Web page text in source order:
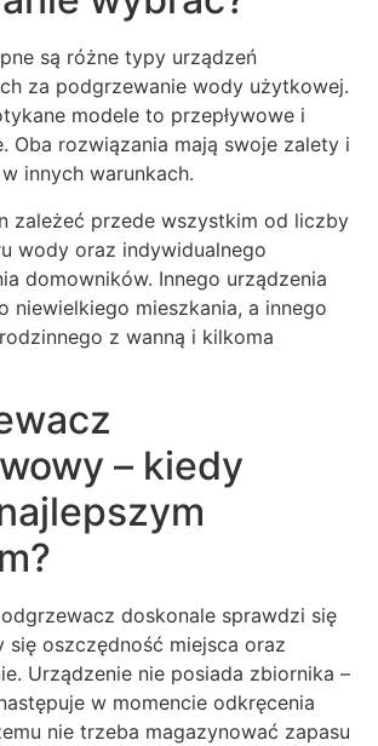
są różne typy urządzeń
za podgrzewanie wody użytkowej.
modele to przepływowe i
Oba rozwiązania mają swoje zalety i
innych warunkach.
zależeć przede wszystkim od liczby
wody oraz indywidualnego
domowników. Innego urządzenia
niewielkiego mieszkania, a innego
z wanną i kilkoma
– kiedy
doskonale sprawdzi się
się oszczędność miejsca oraz
Urządzenie nie posiada zbiornika –
w momencie odkręcenia
nie trzeba magazynować zapasu